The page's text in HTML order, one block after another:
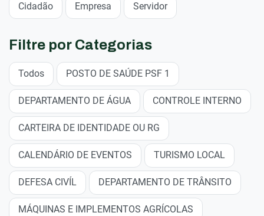
Cidadão Empresa Servidor
Filtre por Categorias
Todos POSTO DE SAÚDE PSF 1
DEPARTAMENTO DE ÁGUA CONTROLE INTERNO
CARTEIRA DE IDENTIDADE OU RG
CALENDÁRIO DE EVENTOS TURISMO LOCAL
DEFESA CIVÍL DEPARTAMENTO DE TRÂNSITO
MÁQUINAS E IMPLEMENTOS AGRÍCOLAS